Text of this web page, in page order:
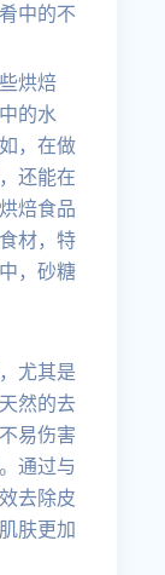
中的不
烘焙
的水
，在做
还能在
焙食品
材，特
，砂糖
尤其是
然的去
易伤害
通过与
去除皮
肤更加